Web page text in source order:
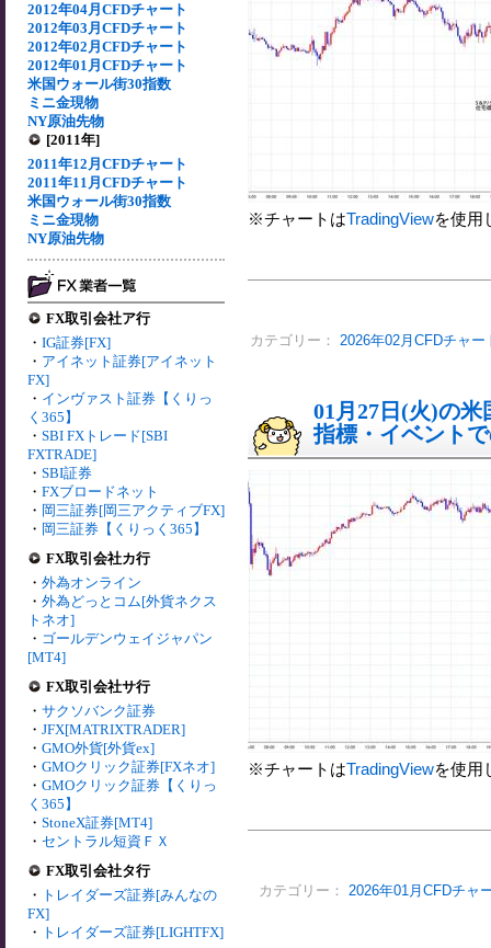
2012年04月CFDチャート
2012年03月CFDチャート
2012年02月CFDチャート
2012年01月CFDチャート
米国ウォール街30指数
ミニ金現物
NY原油先物
[2011年]
2011年12月CFDチャート
2011年11月CFDチャート
米国ウォール街30指数
ミニ金現物
NY原油先物
FX取引会社ア行
・ IG証券[FX]
・ アイネット証券[アイネット
FX]
・ インヴァスト証券【くりっ
く365】
・ SBI FXトレード[SBI
FXTRADE]
・ SBI証券
・ FXブロードネット
・ 岡三証券[岡三アクティブFX]
・ 岡三証券【くりっく365】
FX取引会社カ行
・ 外為オンライン
・ 外為どっとコム[外貨ネクス
トネオ]
・ ゴールデンウェイジャパン
[MT4]
FX取引会社サ行
・ サクソバンク証券
・ JFX[MATRIXTRADER]
・ GMO外貨[外貨ex]
・ GMOクリック証券[FXネオ]
・ GMOクリック証券【くりっ
く365】
・ StoneX証券[MT4]
・ セントラル短資ＦＸ
FX取引会社タ行
・ トレイダーズ証券[みんなの
FX]
・ トレイダーズ証券[LIGHTFX]
※チャートはTradingViewを使用
カテゴリー： 2026年02月CFDチャー
01月27日(火)の
指標・イベント
※チャートはTradingViewを使用
カテゴリー： 2026年01月CFDチャ